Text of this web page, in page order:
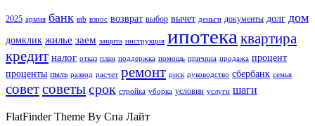
2025 армия банк вtb взнос возврат выбор вычет деньги документы долг дом
домклик жилье заем защита инструкция ипотекаквартира
кредит налог отказ план поддержка помощь причина продажа процент
проценты пыль развод расчет ремонт риск руководство сбербанк семья
советсоветысрок стройка уборка условия услуги шаги
FlatFinder Theme By Спа Лайт